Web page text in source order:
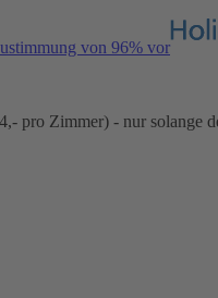
von 96% vor
pro Zimmer) - nur solange